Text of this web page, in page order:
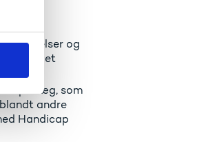
og
meget
som
andre
Handicap